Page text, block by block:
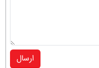
ارسال